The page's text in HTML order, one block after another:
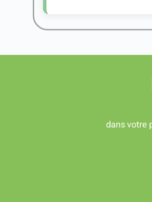
dans votre